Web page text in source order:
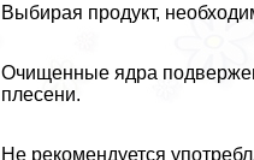
Выбирая продукт,
Очищенные ядра
плесени.
Не рекомендуется